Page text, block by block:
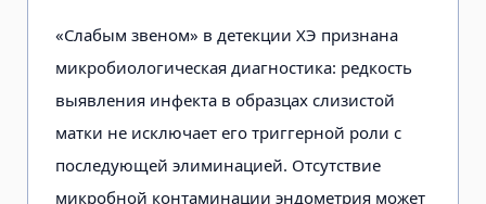
«Слабым звеном» в детекции ХЭ признана
микробиологическая диагностика: редкость
выявления инфекта в образцах слизистой
матки не исключает его триггерной роли с
последующей элиминацией. Отсутствие
микробной контаминации эндометрия может